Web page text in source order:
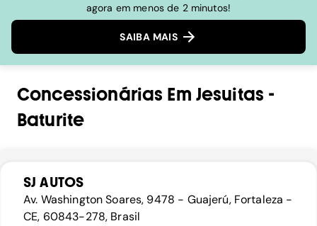
agora em menos de 2 minutos!
SAIBA MAIS
Concessionárias Em Jesuitas -
Baturite
SJ AUTOS
Av. Washington Soares, 9478 - Guajerú, Fortaleza -
CE, 60843-278, Brasil